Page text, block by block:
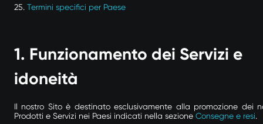
25. Termini specifici per Paese
1. Funzionamento dei Servizi e
idoneità
Il nostro Sito è destinato esclusivamente alla promozione dei
Prodotti e Servizi nei Paesi indicati nella sezione Consegne e resi.